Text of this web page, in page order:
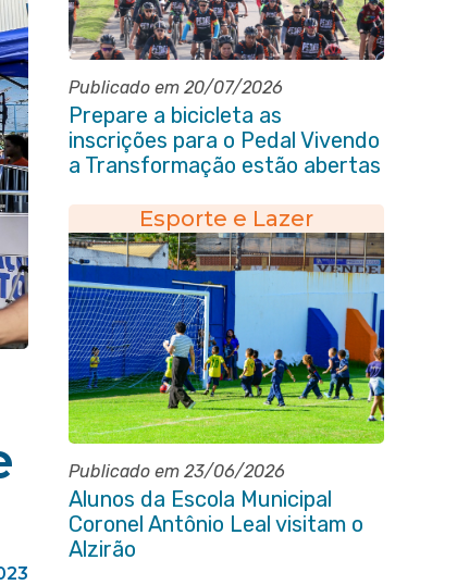
Publicado em 20/07/2026
Prepare a bicicleta as
inscrições para o Pedal Vivendo
a Transformação estão abertas
Esporte e Lazer
Publicado em 23/06/2026
Alunos da Escola Municipal
Coronel Antônio Leal visitam o
Alzirão